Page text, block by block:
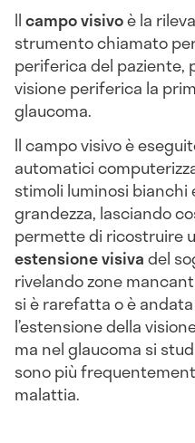
Ilcampo visivoè la
strumento chiamato
periferica del paziente,
visione periferica la
glaucoma.
Il campo visivo è
automatici
stimoli luminosi
grandezza, lasciando
permette di ricostruire
estensione visivadel
rivelando zone
si è rarefatta o è
l’estensione della
ma nel glaucoma si
sono più
malattia.